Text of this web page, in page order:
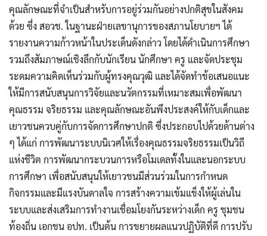
คุณลักษณะที่จำเป็นสำหรับการอยู่ร่วมกันอย่างปกติสุขในสังคม
ด้วย ซึ่ง สอวช. ในฐานะฝ่ายเลขานุการของสภานโยบายฯ ได้
รายงานความก้าวหน้าในประเด็นดังกล่าว โดยได้ดำเนินการศึกษา
รวมถึงสัมภาษณ์เชิงลึกกับนักเรียน นักศึกษา ครู และจัดประชุม
ระดมความคิดเห็นร่วมกับผู้ทรงคุณวุฒิ และได้จัดทำข้อเสนอแนะ
ให้มีการสนับสนุนการวิจัยและนวัตกรรมที่เหมาะสมเพื่อพัฒนา
คุณธรรม จริยธรรม และคุณลักษณะอันพึงประสงค์ให้กับเด็กและ
เยาวชนควบคู่กับการจัดการศึกษาปกติ ซึ่งประกอบไปด้วยด้านต่าง
ๆ ได้แก่ การพัฒนาระบบนิเวศให้เรื่องคุณธรรมจริยธรรมเป็นวิถี
แห่งชีวิต การพัฒนากระบวนการหรือโมเดลทั้งในและนอกระบบ
การศึกษา เพื่อสนับสนุนให้เยาวชนมีส่วนร่วมในการกำหนด
กิจกรรมและมีแรงบันดาลใจ การสร้างความเข้มแข็งให้ผู้เล่นใน
ระบบและส่งเสริมการทำงานเชื่อมโยงกันระหว่างเด็ก ครู ชุมชน
ท้องถิ่น เอกชน อปท. เป็นต้น การขยายผลแนวปฏิบัติที่ดี การปรับ